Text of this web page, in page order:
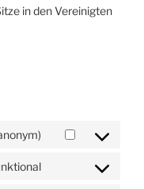
in den Vereinigten
Consent